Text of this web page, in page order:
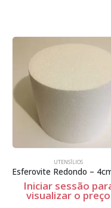
UTENSÍLIOS
Iniciar sessão
visualizar o preço